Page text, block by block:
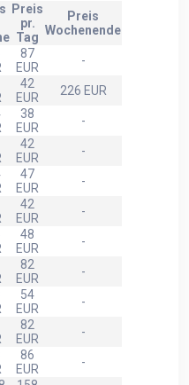
Preis
pr.
Tag
Preis
Wochenende
87
EUR
-
42
EUR
226 EUR
38
EUR
-
42
EUR
-
47
EUR
-
42
EUR
-
48
EUR
-
82
EUR
-
54
EUR
-
82
EUR
-
86
EUR
-